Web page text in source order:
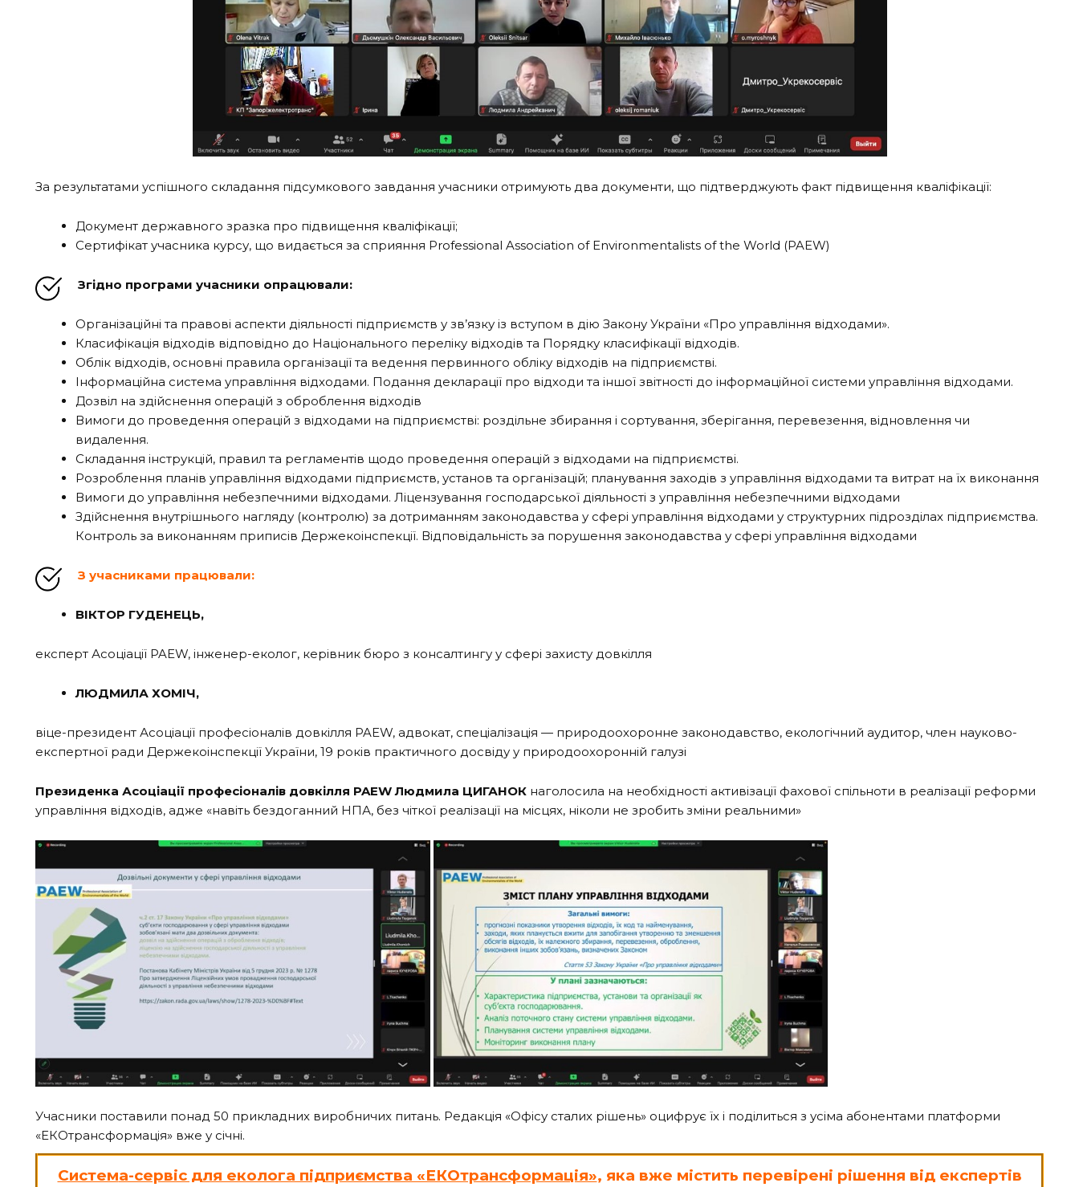
За результатами успішного складання підсумкового завдання учасники отримують два документи, що підтверджують факт підвищення кваліфікації:
Документ державного зразка про підвищення кваліфікації;
Сертифікат учасника курсу, що видається за сприяння Professional Association of Environmentalists of the World (PAEW)
Згідно програми учасники опрацювали:
Організаційні та правові аспекти діяльності підприємств у зв’язку із вступом в дію Закону України «Про управління відходами».
Класифікація відходів відповідно до Національного переліку відходів та Порядку класифікації відходів.
Облік відходів, основні правила організації та ведення первинного обліку відходів на підприємстві.
Інформаційна система управління відходами. Подання декларації про відходи та іншої звітності до інформаційної системи управління відходами.
Дозвіл на здійснення операцій з оброблення відходів
Вимоги до проведення операцій з відходами на підприємстві: роздільне збирання і сортування, зберігання, перевезення, відновлення чи
видалення.
Складання інструкцій, правил та регламентів щодо проведення операцій з відходами на підприємстві.
Розроблення планів управління відходами підприємств, установ та організацій; планування заходів з управління відходами та витрат на їх виконання
Вимоги до управління небезпечними відходами. Ліцензування господарської діяльності з управління небезпечними відходами
Здійснення внутрішнього нагляду (контролю) за дотриманням законодавства у сфері управління відходами у структурних підрозділах підприємства.
Контроль за виконанням приписів Держекоінспекції. Відповідальність за порушення законодавства у сфері управління відходами
З учасниками працювали:
ВІКТОР ГУДЕНЕЦЬ,
експерт Асоціації PAEW, інженер-еколог, керівник бюро з консалтингу у сфері захисту довкілля
ЛЮДМИЛА ХОМІЧ,
віце-президент Асоціації професіоналів довкілля PAEW, адвокат, спеціалізація — природоохоронне законодавство, екологічний аудитор, член науково-
експертної ради Держекоінспекції України, 19 років практичного досвіду у природоохоронній галузі
Президенка Асоціації професіоналів довкілля PAEWЛюдмила ЦИГАНОК наголосила на необхідності активізації фахової спільноти в реалізації реформи
управління відходів, адже «навіть бездоганний НПА, без чіткої реалізації на місцях, ніколи не зробить зміни реальними»
Учасники поставили понад 50 прикладних виробничих питань. Редакція «Офісу сталих рішень» оцифрує їх і поділиться з усіма абонентами платформи
«ЕКОтрансформація» вже у січні.
Система-сервіс для еколога підприємства «ЕКОтрансформація», яка вже містить перевірені рішення від експертів